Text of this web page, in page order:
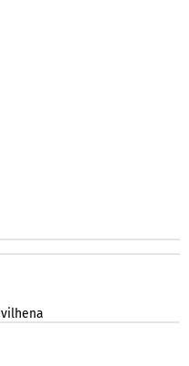
vilhena